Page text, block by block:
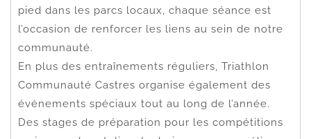
pied dans les parcs locaux, chaque séance est
l’occasion de renforcer les liens au sein de notre
communauté.
En plus des entraînements réguliers, Triathlon
Communauté Castres organise également des
événements spéciaux tout au long de l’année.
Des stages de préparation pour les compétitions